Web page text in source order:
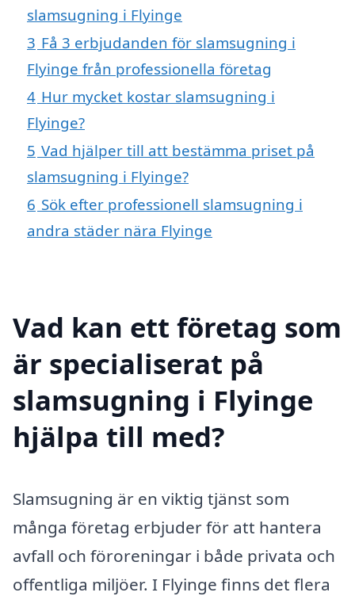
slamsugning i Flyinge
3 Få 3 erbjudanden för slamsugning i
Flyinge från professionella företag
4 Hur mycket kostar slamsugning i
Flyinge?
5 Vad hjälper till att bestämma priset på
slamsugning i Flyinge?
6 Sök efter professionell slamsugning i
andra städer nära Flyinge
Vad kan ett företag som
är specialiserat på
slamsugning i Flyinge
hjälpa till med?
Slamsugning är en viktig tjänst som
många företag erbjuder för att hantera
avfall och föroreningar i både privata och
offentliga miljöer. I Flyinge finns det flera